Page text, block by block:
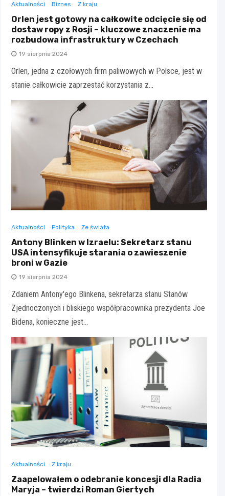
Aktualności Biznes Z kraju
Orlen jest gotowy na całkowite odcięcie się od
dostaw ropy z Rosji – kluczowe znaczenie ma
rozbudowa infrastruktury w Czechach
19 sierpnia 2024
Orlen, jedna z czołowych firm paliwowych w Polsce, jest w
stanie całkowicie zaprzestać korzystania z…
Aktualności Polityka Ze świata
Antony Blinken w Izraelu: Sekretarz stanu
USA intensyfikuje starania o zawieszenie
broni w Gazie
19 sierpnia 2024
Zdaniem Antony'ego Blinkena, sekretarza stanu Stanów
Zjednoczonych i bliskiego współpracownika prezydenta Joe
Bidena, konieczne jest…
Aktualności Z kraju
Zaapelowałem o odebranie koncesji dla Radia
Maryja – twierdzi Roman Giertych